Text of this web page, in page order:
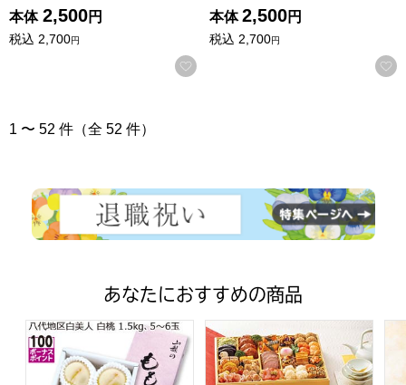
本体 2,500円
税込 2,700円
お気に入りに登録する
本体 2,500円
税込 2,700円
1 〜 52 件（全 52 件）
あなたにおすすめの商品
山梨県産(JAふえふき八代支所) 白美人 白桃 1.5kg5〜6玉
トップバリュ 和洋中特大二段